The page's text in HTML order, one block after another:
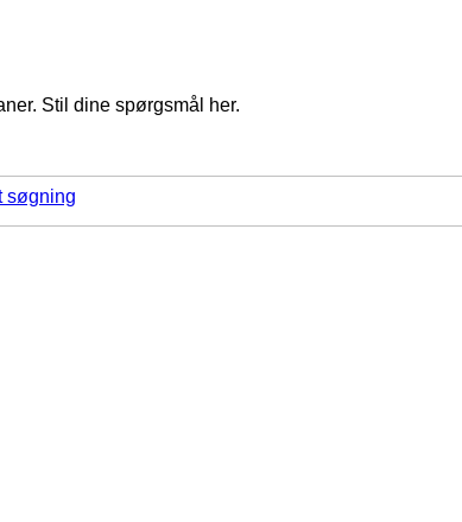
Stil dine spørgsmål her.
søgning